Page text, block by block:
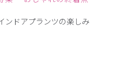
ンドアプランツの楽しみ